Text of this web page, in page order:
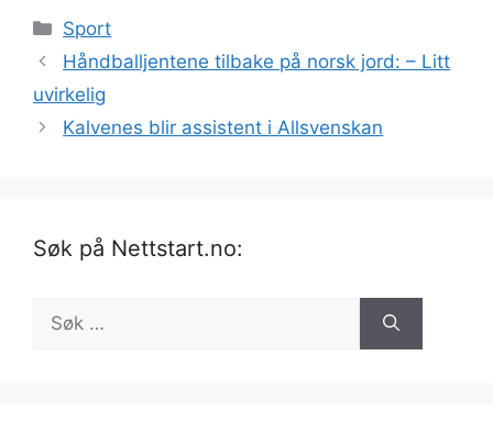
Kategorier
Sport
Håndballjentene tilbake på norsk jord: – Litt
uvirkelig
Kalvenes blir assistent i Allsvenskan
Søk på Nettstart.no:
etter: